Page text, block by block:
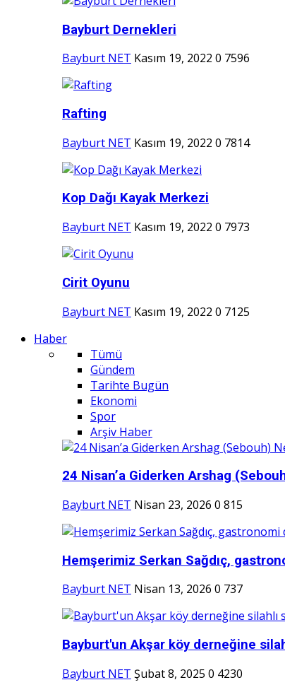
Bayburt Dernekleri
Bayburt NET Kasım 19, 2022 0 7596
Rafting
Bayburt NET Kasım 19, 2022 0 7814
Kop Dağı Kayak Merkezi
Bayburt NET Kasım 19, 2022 0 7973
Cirit Oyunu
Bayburt NET Kasım 19, 2022 0 7125
Haber
Tümü
Gündem
Tarihte Bugün
Ekonomi
Spor
Arşiv Haber
24 Nisan’a Giderken Arshag
Bayburt NET Nisan 23, 2026 0 815
Hemşerimiz Serkan Sağdıç,
Bayburt NET Nisan 13, 2026 0 737
Bayburt'un Akşar köy derneğine
Bayburt NET Şubat 8, 2025 0 4230